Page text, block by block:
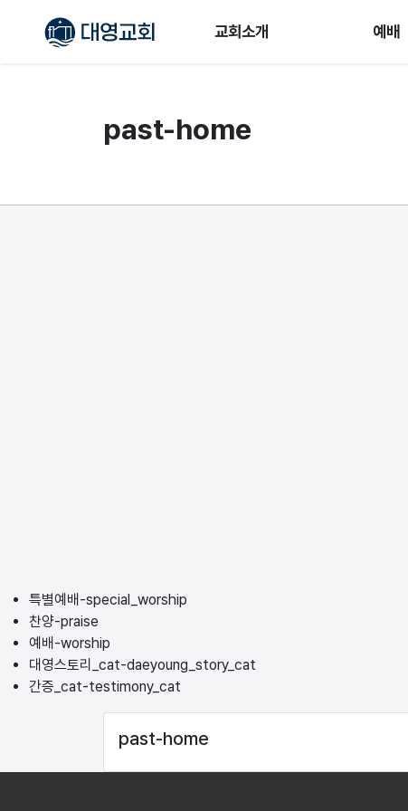
교회소개 예배
past-home
특별예배-special_worship
찬양-praise
예배-worship
대영스토리_cat-daeyoung_story_cat
간증_cat-testimony_cat
past-home